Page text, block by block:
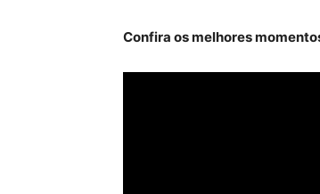
Confira os melhores